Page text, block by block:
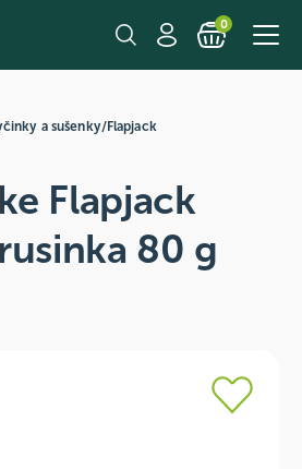
0
a sušenky/Flapjack
Flapjack
80 g